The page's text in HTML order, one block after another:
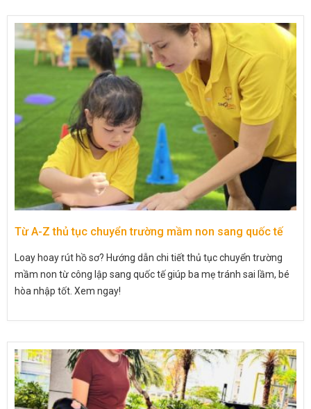
Từ A-Z thủ tục chuyển trường mầm non sang quốc tế
Loay hoay rút hồ sơ? Hướng dẫn chi tiết thủ tục chuyển trường
mầm non từ công lập sang quốc tế giúp ba mẹ tránh sai lầm, bé
hòa nhập tốt. Xem ngay!